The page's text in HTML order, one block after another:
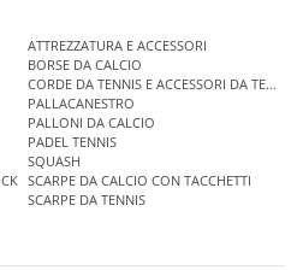
ATTREZZATURA E ACCESSORI
BORSE DA CALCIO
CORDE DA TENNIS E ACCESSORI DA TENNIS
PALLACANESTRO
PALLONI DA CALCIO
PADEL TENNIS
SQUASH
SCARPE DA CALCIO CON TACCHETTI
SCARPE DA TENNIS